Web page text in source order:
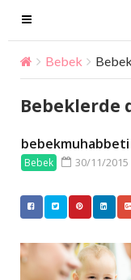
T
o
g
g
l
e
n
a
v
i
t
Bebek
Bebeklerde
bebekmuhabbeti
Bebek 30/11/2015